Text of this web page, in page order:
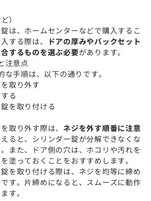
）
は、ホームセンターなどで購入するこ
する際は、
ドアの厚みやバックセット
するものを選ぶ必要があります。
注意点
な手順は、以下の通りです。
取り外す
る
を取り付ける
取り外す際は、 ネジを外す順番に注意
ると、シリンダー錠が分解できなくな
また、ドア側の穴は、ホコリや汚れを
塗っておくことをおすすめします。
を取り付ける際は、ネジを均等に締め
す。片締めになると、スムーズに動作
す。